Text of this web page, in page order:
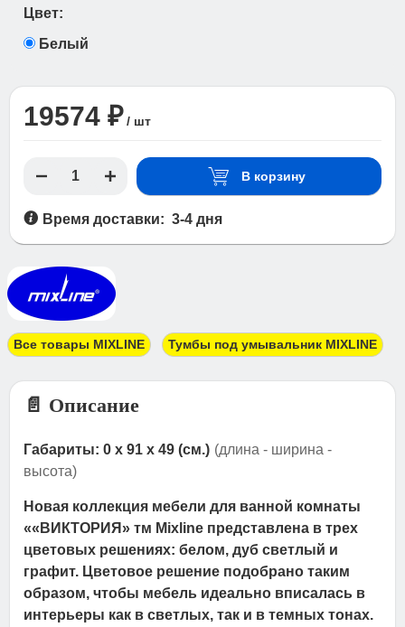
Цвет:
Белый
19574 ₽ / шт
В корзину
Время доставки: 3-4 дня
Все товары MIXLINE Тумбы под умывальник MIXLINE
📄 Описание
Габариты: 0 x 91 x 49 (см.) (длина - ширина -
высота)
Новая коллекция мебели для ванной комнаты
««ВИКТОРИЯ» тм Mixline представлена в трех
цветовых решениях: белом, дуб светлый и
графит. Цветовое решение подобрано таким
образом, чтобы мебель идеально вписалась в
интерьеры как в светлых, так и в темных тонах.